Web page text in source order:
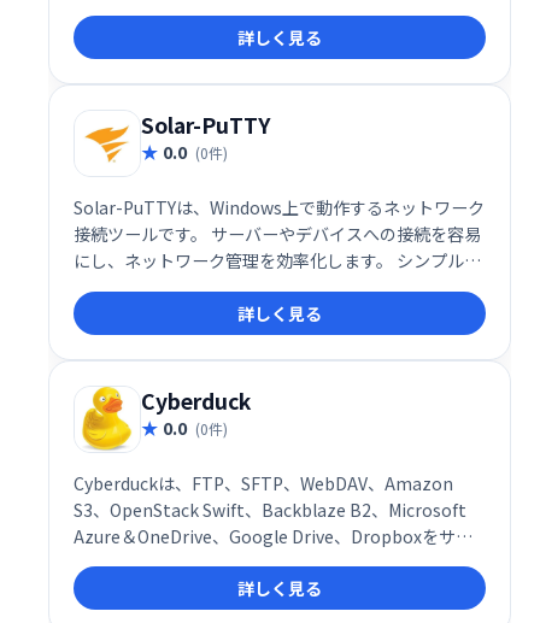
詳しく見る
Solar-PuTTY
0.0 (0件)
Solar-PuTTYは、Windows上で動作するネットワーク
接続ツールです。 サーバーやデバイスへの接続を容易
にし、ネットワーク管理を効率化します。 シンプルな
インターフェースで、初心者でも簡単に利用できま
す。 ネットワーク管理の負担を軽減し、スムーズな運
用を支援します。
詳しく見る
Cyberduck
0.0 (0件)
Cyber​​duckは、FTP、SFTP、WebDAV、Amazon
S3、OpenStack Swift、Backblaze B2、Microsoft
Azure＆OneDrive、Google Drive、Dropboxをサポ
ートするMacおよびWindows用のlibreサーバーおよび
クラウドストレージブラウザーです。
詳しく見る